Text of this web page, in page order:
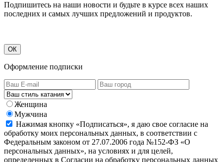
Подпишитесь на наши новости и будьте в курсе всех наших
последних и самых лучших предложений и продуктов.
ОК
Оформление подписки
Женщина
Мужчина
Нажимая кнопку «Подписаться», я даю свое согласие на
обработку моих персональных данных, в соответствии с
Федеральным законом от 27.07.2006 года №152-ФЗ «О
персональных данных», на условиях и для целей,
определенных в Согласии на обработку персональных данных